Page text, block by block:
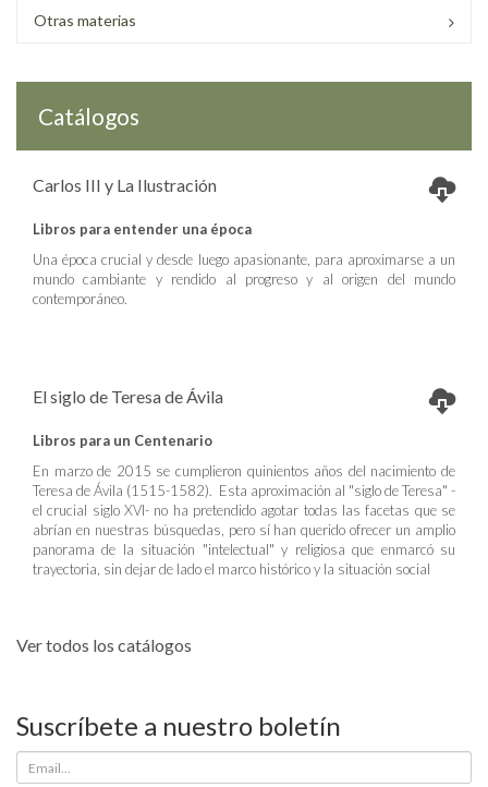
Otras materias
Catálogos
Carlos III y La Ilustración
Libros para entender una época
Una época crucial y desde luego apasionante, para aproximarse a un
mundo cambiante y rendido al progreso y al origen del mundo
contemporáneo.
El siglo de Teresa de Ávila
Libros para un Centenario
En marzo de 2015 se cumplieron quinientos años del nacimiento de
Teresa de Ávila (1515-1582). Esta aproximación al "siglo de Teresa" -
el crucial siglo XVI- no ha pretendido agotar todas las facetas que se
abrían en nuestras búsquedas, pero sí han querido ofrecer un amplio
panorama de la situación "intelectual" y religiosa que enmarcó su
trayectoria, sin dejar de lado el marco histórico y la situación social
Ver todos los catálogos
Suscríbete a nuestro boletín